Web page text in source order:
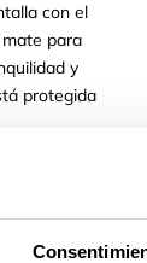
con el
para
y
protegida
con un
ayuda a
deseadas